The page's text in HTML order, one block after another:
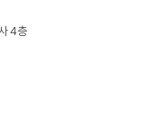
4층